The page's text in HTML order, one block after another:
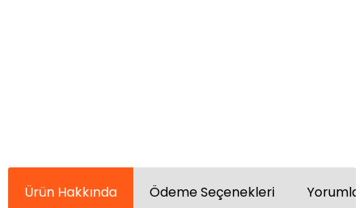
Ürün Hakkında Ödeme Seçenekleri